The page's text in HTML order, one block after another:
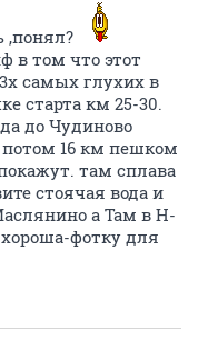
,понял?
в том что этот
самых глухих в
старта км 25-30.
до Чудиново
16 км пешком
там сплава
стоячая вода и
а Там в Н-
фотку для